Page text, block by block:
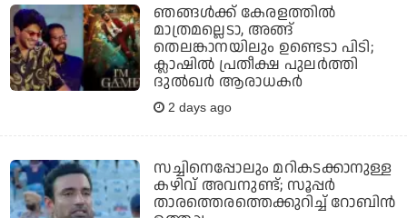
ഞങ്ങള്‍ക്ക് കേരളത്തില്‍
മാത്രമല്ലെടാ, അങ്ങ്
തെലങ്കാനയിലും ഉണ്ടെടാ പിടി;
ക്ലാഷില്‍ പ്രതീക്ഷ പുലര്‍ത്തി
ദുല്‍ഖര്‍ ആരാധകര്‍
2 days ago
സച്ചിനെപ്പോലും മറികടക്കാനുള്ള
കഴിവ് അവനുണ്ട്; സൂപ്പര്‍
താരത്തെരത്തെക്കുറിച്ച് റോബിന്‍